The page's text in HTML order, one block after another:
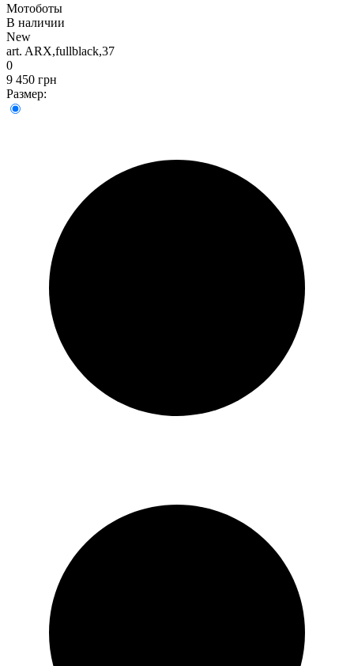
Мотоботы
В наличии
New
art. ARX,fullblack,37
0
9 450 грн
Размер: